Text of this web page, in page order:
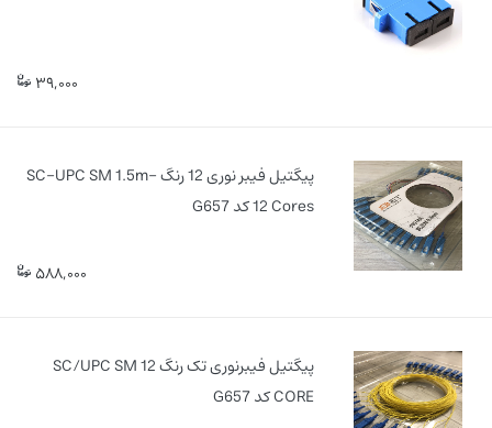
39,000
پیگتیل فیبر نوری 12 رنگ SC-UPC SM 1.5m-
12 Cores کد G657
588,000
پیگتیل فیبرنوری تک رنگ SC/UPC SM 12
CORE کد G657